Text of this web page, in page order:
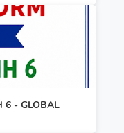
6 - GLOBAL